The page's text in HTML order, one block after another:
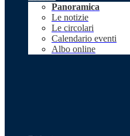
Panoramica
Le notizie
Le circolari
Calendario eventi
Albo online